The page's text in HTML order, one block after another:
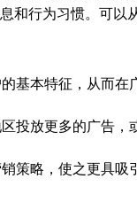
和行为习惯。可以
基本特征，从而在
投放更多的广告，
策略，使之更具吸